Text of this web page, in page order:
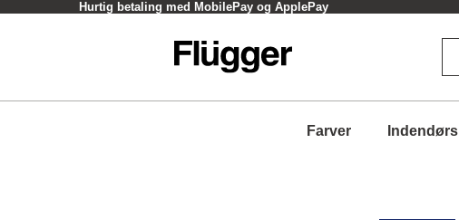
Hurtig betaling med MobilePay og ApplePay
Farver Indendørs